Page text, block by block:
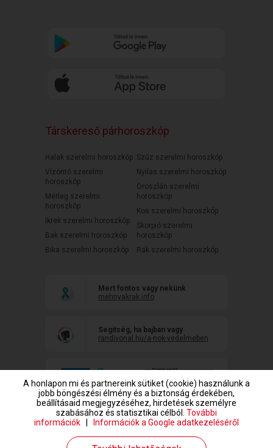
Társkereső párhoroszkóp
Halak szerelmi horoszkóp
Vízöntő szerelmi
horoszkóp
Mérleg szerelmi
horoszkóp
Ikrek szerelmi horoszkóp
Bak szerelmi horoszkóp
Bika szerelmi horoszkóp
Szűz szerelmi horoszkóp
Nyilas szerelmi horoszkóp
Oroszlán szerelmi
horoszkóp
Kos szerelmi horoszkóp
Skorpió szerelmi
horoszkóp
Rák szerelmi horoszkóp
Mert fontos vagy nekünk
mehnyakrak.info
Segítség, ha bajban vagy
randivonal.hu/a-nok-vedelmeben
www.randivonal.hu © Copyright 1999-2026 Dating Central Europe Zrt.
A honlapon mi és partnereink sütiket (cookie) használunk a
jobb böngészési élmény és a biztonság érdekében,
beállításaid megjegyzéséhez, hirdetések személyre
szabásához és statisztikai célból. További
információk
Információk a Google adatkezeléséről